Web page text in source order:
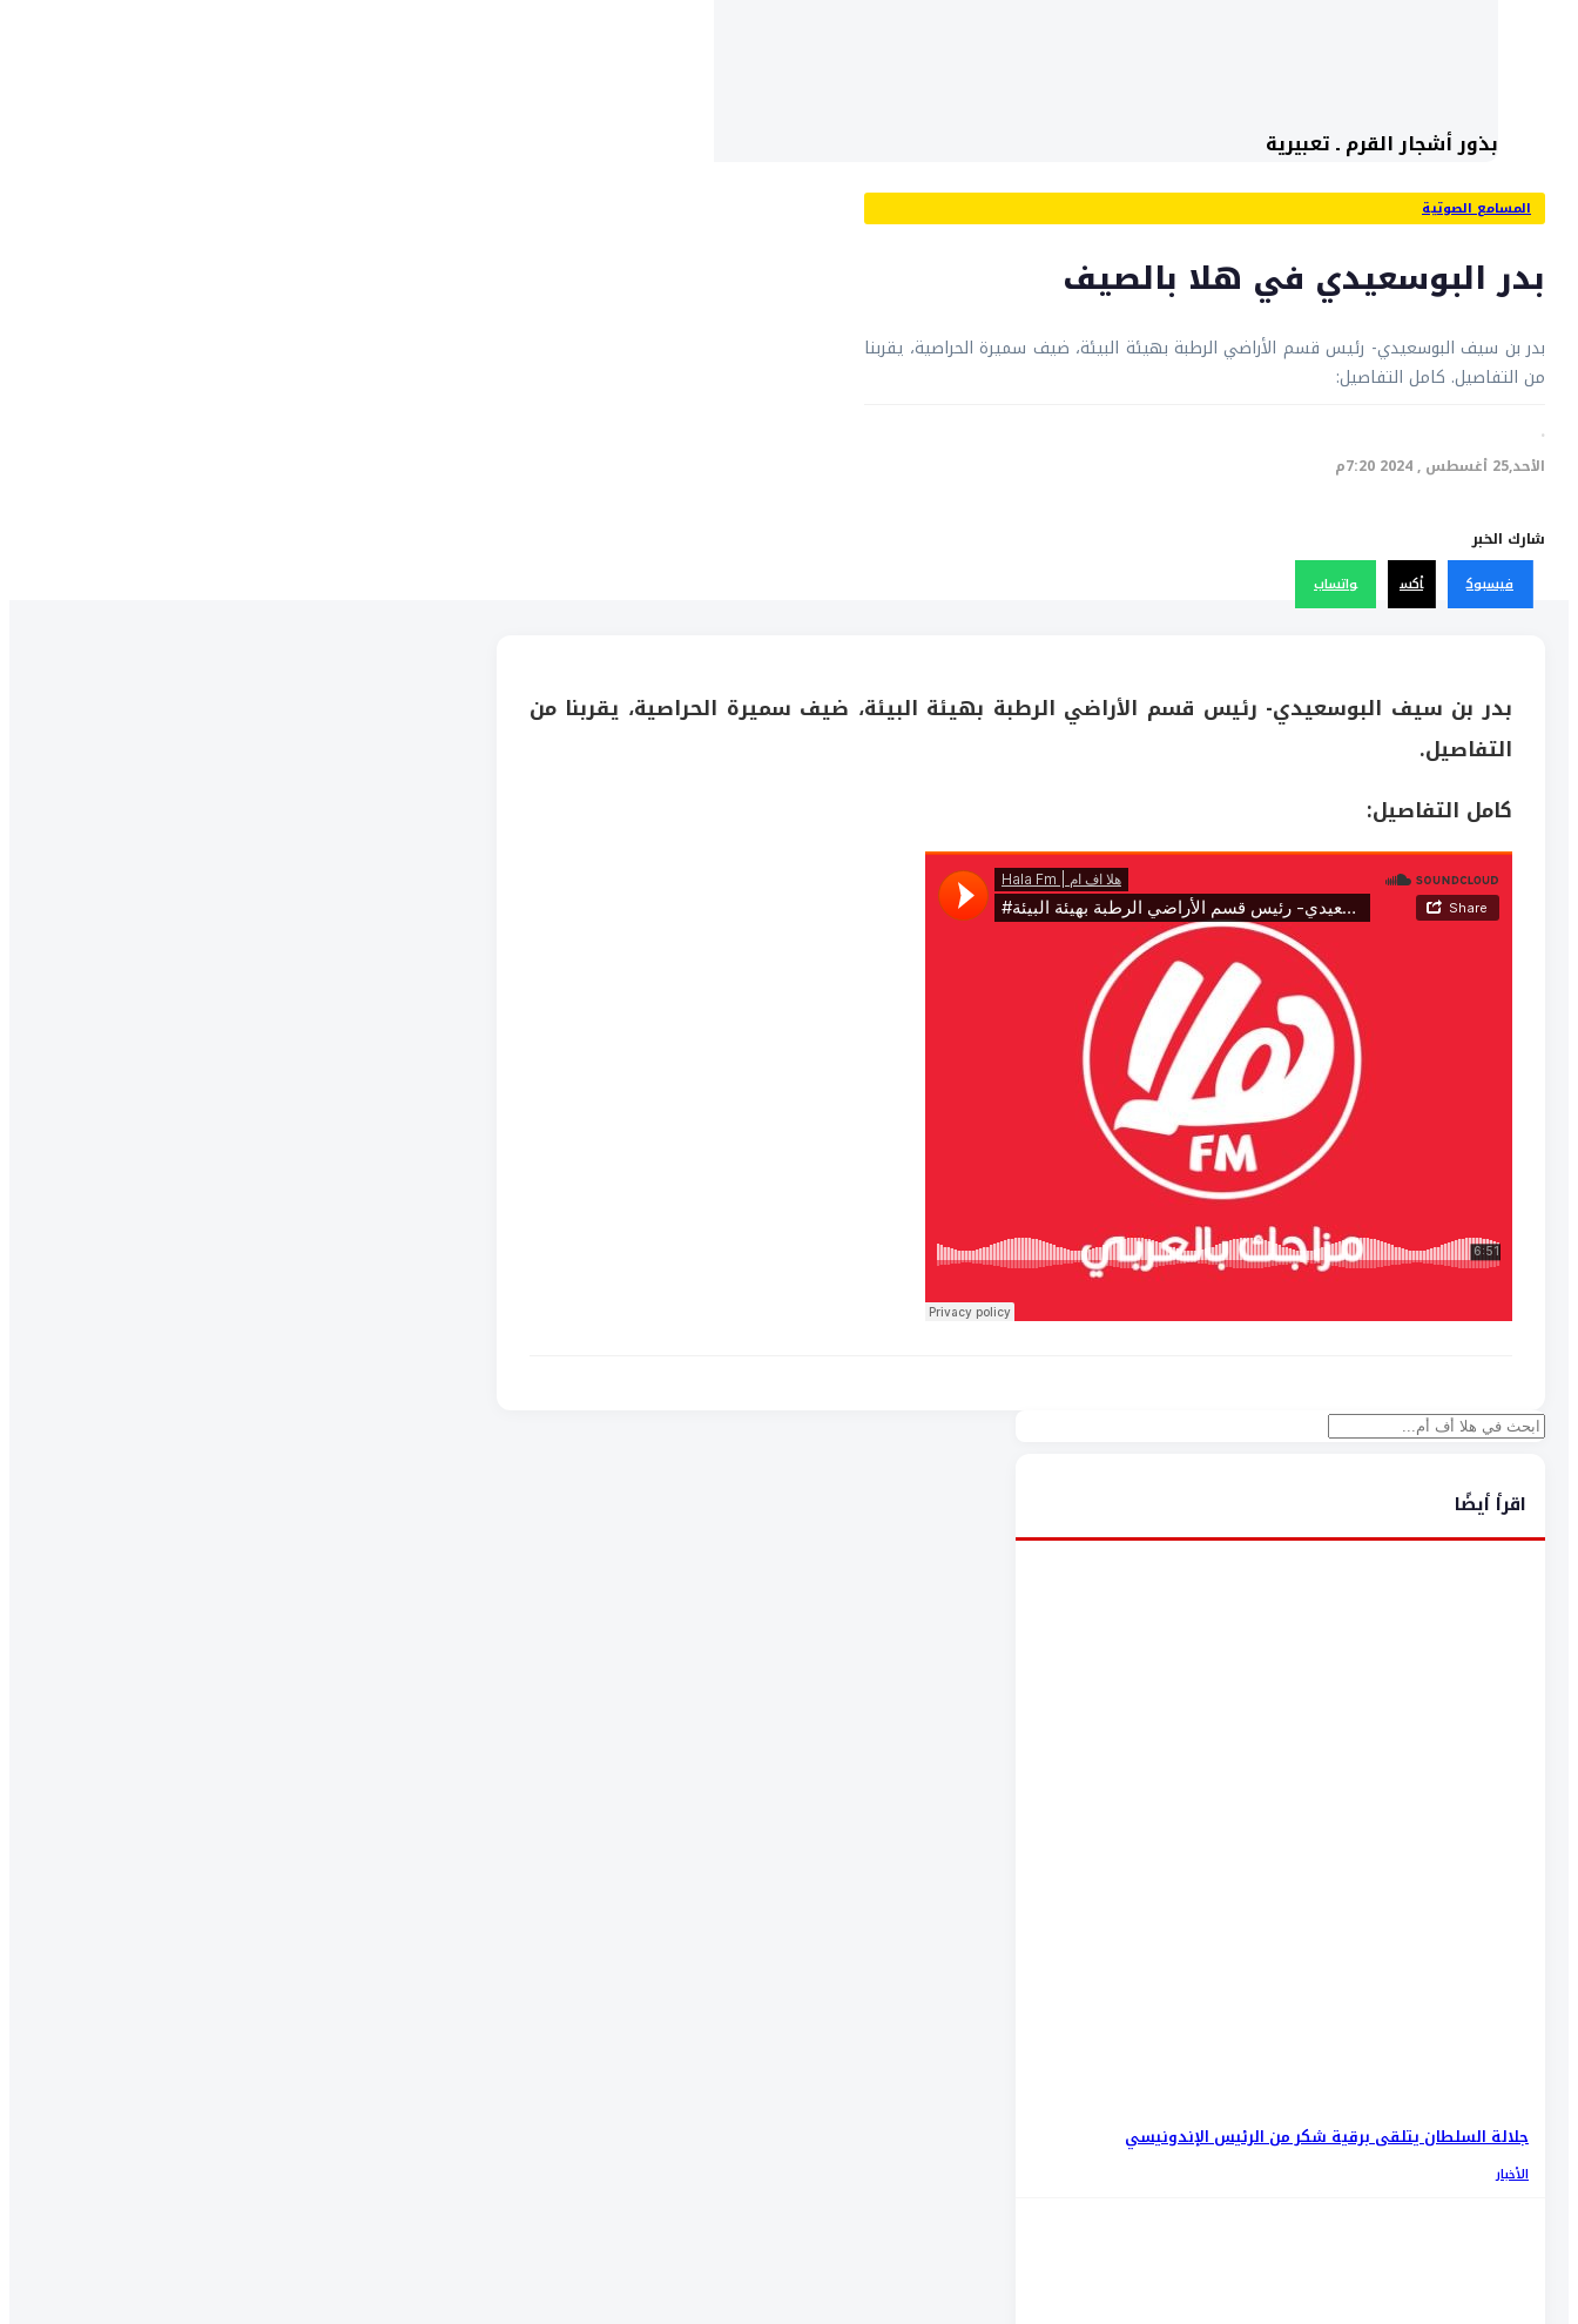
بذور أشجار القرم ـ تعبيرية
المسامع الصوتية
بدر البوسعيدي في هلا بالصيف
بدر بن سيف البوسعيدي- رئيس قسم الأراضي الرطبة بهيئة البيئة، ضيف سميرة الحراصية، يقربنا
من التفاصيل. كامل التفاصيل:
·
الأحد,25 أغسطس , 2024 7:20م
شارك الخبر
فيسبوك أكس واتساب
بدر بن سيف البوسعيدي- رئيس قسم الأراضي الرطبة بهيئة البيئة، ضيف سميرة الحراصية، يقربنا من
التفاصيل.
كامل التفاصيل:
بحث
اقرأ أيضًا
جلالة السلطان يتلقى برقية شكر من الرئيس الإندونيسي
الأخبار